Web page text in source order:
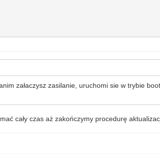
załaczysz zasilanie, uruchomi sie w trybie
cały czas aż zakończymy procedurę